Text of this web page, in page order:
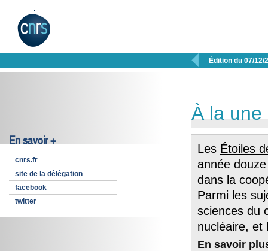
 Édition du 07/12/
En savoir +
cnrs.fr
site de la délégation
facebook
twitter
À la une
Les Étoiles
année
dans la
Parmi les
sciences du
nucléaire, et
En savoir